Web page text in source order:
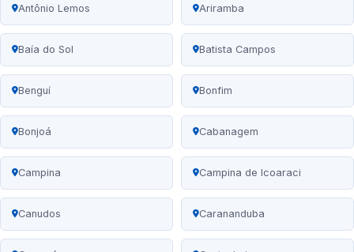
Antônio Lemos Ariramba
Baía do Sol Batista Campos
Benguí Bonfim
Bonjoá Cabanagem
Campina Campina de Icoaraci
Canudos Carananduba